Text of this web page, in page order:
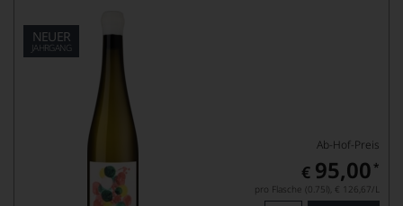
NEUER
JAHRGANG
Ab-Hof-Preis
€ 95,00 *
pro Flasche (0.75l), € 126,67/L